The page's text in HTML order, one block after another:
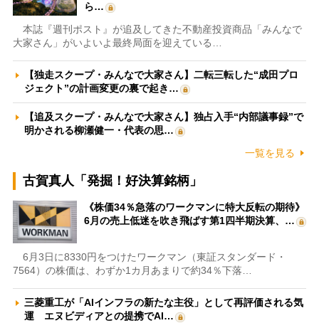
ら…
本誌『週刊ポスト』が追及してきた不動産投資商品「みんなで
大家さん」がいよいよ最終局面を迎えている…
【独走スクープ・みんなで大家さん】二転三転した“成田プロ
ジェクト”の計画変更の裏で起き…
【追及スクープ・みんなで大家さん】独占入手“内部議事録”で
明かされる柳瀬健一・代表の思…
一覧を見る
古賀真人「発掘！好決算銘柄」
《株価34％急落のワークマンに特大反転の期待》
6月の売上低迷を吹き飛ばす第1四半期決算、…
6月3日に8330円をつけたワークマン（東証スタンダード・
7564）の株価は、わずか1カ月あまりで約34％下落…
三菱重工が「AIインフラの新たな主役」として再評価される気
運 エヌビディアとの提携でAI…